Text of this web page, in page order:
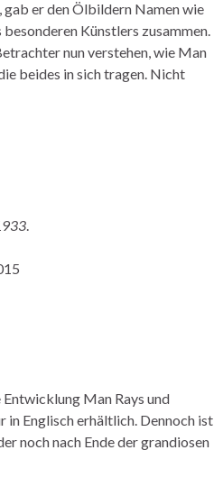
er den Ölbildern Namen wie
Künstlers zusammen.
nun verstehen, wie Man
beides in sich tragen. Nicht
.
Man Rays und
in Englisch erhältlich. Dennoch ist
noch nach Ende der grandiosen